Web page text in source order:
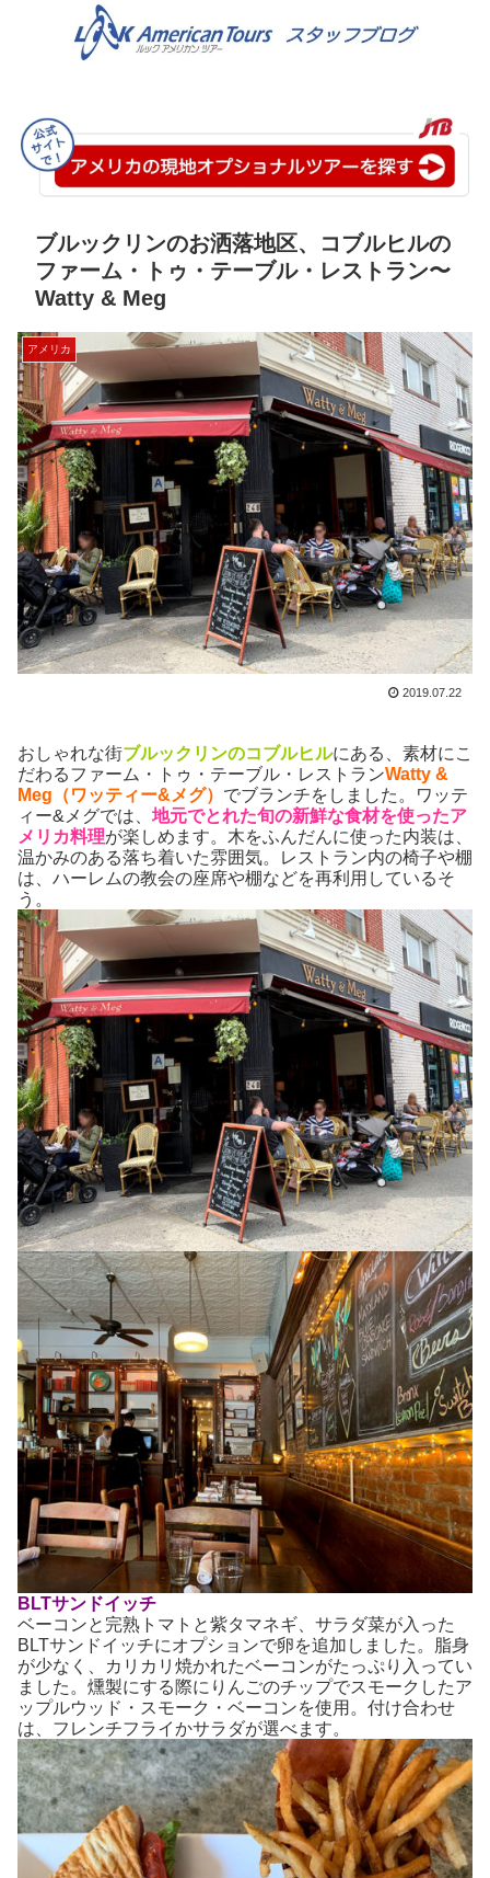
ブルックリンのお洒落地区、コブルヒルの
ファーム・トゥ・テーブル・レストラン〜
Watty & Meg
アメリカ
2019.07.22
おしゃれな街ブルックリンのコブルヒルにある、素材にこ
だわるファーム・トゥ・テーブル・レストランWatty &
Meg（ワッティー&メグ） でブランチをしました。ワッテ
ィー&メグでは、 地元でとれた旬の新鮮な食材を使ったア
メリカ料理が楽しめます。木をふんだんに使った内装は、
温かみのある落ち着いた雰囲気。レストラン内の椅子や棚
は、ハーレムの教会の座席や棚などを再利用しているそ
う。
BLTサンドイッチ
ベーコンと完熟トマトと紫タマネギ、サラダ菜が入った
BLTサンドイッチにオプションで卵を追加しました。脂身
が少なく、カリカリ焼かれたベーコンがたっぷり入ってい
ました。燻製にする際にりんごのチップでスモークしたア
ップルウッド・スモーク・ベーコンを使用。付け合わせ
は、フレンチフライかサラダが選べます。